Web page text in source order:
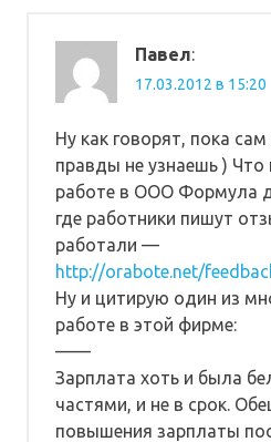
Павел:
17.03.2012 в 15:20
Ну как говорят, пока
правды не узнаешь ) Что
работе в ООО Формула
где работники пишут
работали —
http://orabote.net/
Ну и цитирую один из
работе в этой фирме:
——
Зарплата хоть и была
частями, и не в срок.
повышения зарплаты